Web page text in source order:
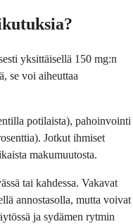
yksittäisellä 150 mg:n
se voi aiheuttaa
potilaista), pahoinvointi
Jotkut ihmiset
makumuutosta.
tai kahdessa. Vakavat
annostasolla, mutta voivat
ja sydämen rytmin